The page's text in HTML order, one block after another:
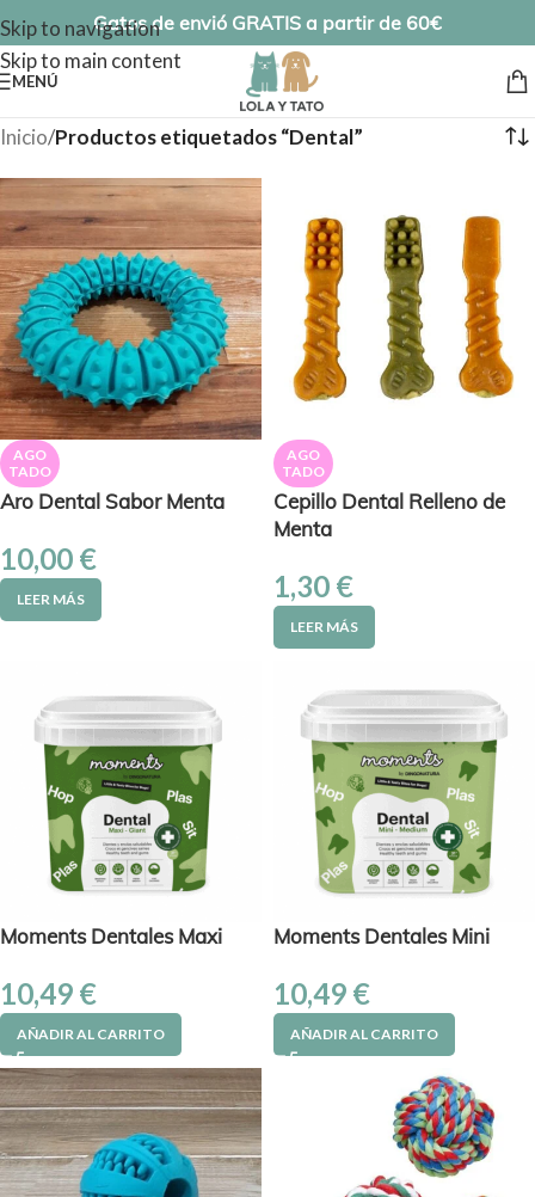
Skip to navigation
Skip to main content
Gatos de envió GRATIS a partir de 60€
MENÚ
Inicio/Productos etiquetados “Dental”
AGO
TADO
Aro Dental Sabor Menta
10,00 €
LEER MÁS
AGO
TADO
Cepillo Dental Relleno de
Menta
1,30 €
LEER MÁS
Moments Dentales Maxi
10,49 €
AÑADIR AL CARRITO
Moments Dentales Mini
10,49 €
AÑADIR AL CARRITO